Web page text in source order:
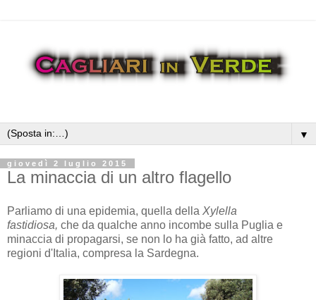
▼
giovedì 2 luglio 2015
La minaccia di un altro flagello
Parliamo di una epidemia, quella della Xylella
fastidiosa, che da qualche anno incombe sulla Puglia e
minaccia di propagarsi, se non lo ha già fatto, ad altre
regioni d'Italia, compresa la Sardegna.